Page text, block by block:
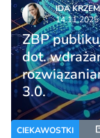
IDA
ZBP
dot.
3.0.
CIEKAWOSTKI